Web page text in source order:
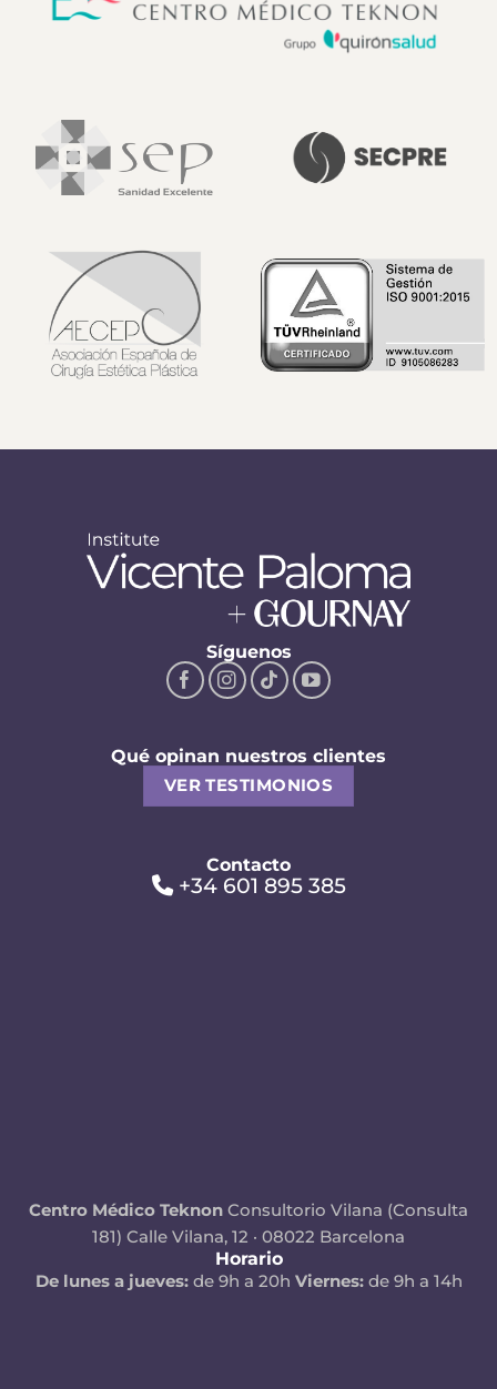
Síguenos
Qué opinan nuestros clientes
VER TESTIMONIOS
Contacto
+34 601 895 385
Centro Médico Teknon Consultorio Vilana (Consulta
181) Calle Vilana, 12 · 08022 Barcelona
Horario
De lunes a jueves:de 9h a 20h Viernes:de 9h a 14h